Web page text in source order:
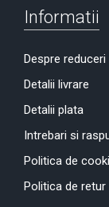
Informatii
Despre reduceri
Detalii livrare
Detalii plata
Intrebari si
Politica de
Politica de retur